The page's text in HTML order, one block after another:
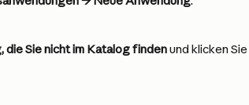
Sie nicht im Katalog finden und klicken